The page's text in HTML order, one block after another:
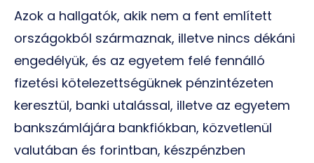
Azok a hallgatók, akik nem a fent említett
országokból származnak, illetve nincs dékáni
engedélyük, és az egyetem felé fennálló
fizetési kötelezettségüknek pénzintézeten
keresztül, banki utalással, illetve az egyetem
bankszámlájára bankfiókban, közvetlenül
valutában és forintban, készpénzben